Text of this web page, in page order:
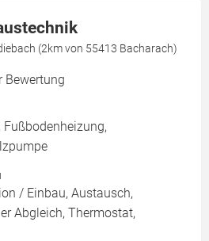
(2km von 55413 Bacharach)
Bewertung
Fußbodenheizung,
/ Einbau, Austausch,
Abgleich, Thermostat,